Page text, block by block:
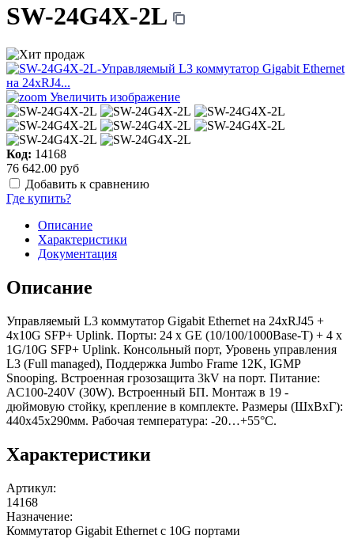
SW-24G4X-2L
Увеличить изображение
Код: 14168
76 642.00 руб
Добавить к сравнению
Где купить?
Описание
Характеристики
Документация
Описание
Управляемый L3 коммутатор Gigabit Ethernet на 24xRJ45 +
4x10G SFP+ Uplink. Порты: 24 x GE (10/100/1000Base-T) + 4 x
1G/10G SFP+ Uplink. Консольный порт, Уровень управления
L3 (Full managed), Поддержка Jumbo Frame 12K, IGMP
Snooping. Встроенная грозозащита 3kV на порт. Питание:
AC100-240V (30W). Встроенный БП. Монтаж в 19 -
дюймовую стойку, крепление в комплекте. Размеры (ШхВхГ):
440x45x290мм. Рабочая температура: -20…+55°С.
Характеристики
Артикул:
14168
Назначение:
Коммутатор Gigabit Ethernet c 10G портами